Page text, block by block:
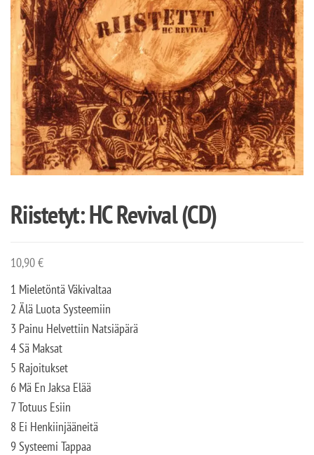
Riistetyt: HC Revival (CD)
10,90€
1 Mieletöntä Väkivaltaa
2 Älä Luota Systeemiin
3 Painu Helvettiin Natsiäpärä
4 Sä Maksat
5 Rajoitukset
6 Mä En Jaksa Elää
7 Totuus Esiin
8 Ei Henkiinjääneitä
9 Systeemi Tappaa